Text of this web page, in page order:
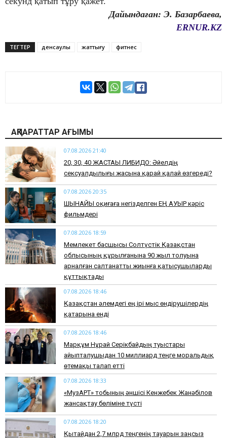
Дайындаған: Э. Базарбаева,
ERNUR.KZ
ТЕГТЕР денсаулық жаттығу фитнес
АҚПАРАТТАР АҒЫМЫ
07.08.2026 21:40
​20, 30, 40 ЖАСТАҒЫ ЛИБИДО: Әйелдің
сексуалдылығы жасына қарай қалай өзгереді?
07.08.2026 20:35
​ШЫНАЙЫ оқиғаға негізделген ЕҢ АУЫР кәріс
фильмдері
07.08.2026 18:59
Мемлекет басшысы Солтүстік Қазақстан
облысының құрылғанына 90 жыл толуына
арналған салтанатты жиынға қатысушыларды
құттықтады
07.08.2026 18:46
Қазақстан әлемдегі ең ірі мыс өндірушілердің
қатарына енді
07.08.2026 18:46
Марқұм Нұрай Серікбайдың туыстары
айыпталушыдан 10 миллиард теңге моральдық
өтемақы талап етті
07.08.2026 18:33
«МузАРТ» тобының әншісі Кенжебек Жанәбілов
жансақтау бөліміне түсті
07.08.2026 18:20
Қытайдан 2,7 млрд теңгенің тауарын заңсыз